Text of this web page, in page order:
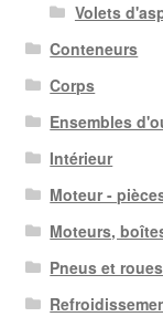
Volets
Conteneurs
Corps
Ensembles
Intérieur
Moteur -
Moteurs,
Pneus et roues